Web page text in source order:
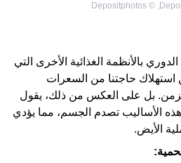
,
©
Depositphotos
بالأنظمة الغذائية الأخرى التي
حاجتنا من السعرات
بل على العكس من ذلك، يقول
الأساليب تصدم الجسم، مما يؤدي
الأيض.